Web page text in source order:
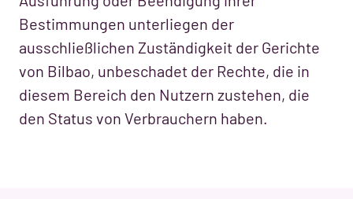
Bestimmungen unterliegen der
ausschließlichen Zuständigkeit der Gerichte
von Bilbao, unbeschadet der Rechte, die in
diesem Bereich den Nutzern zustehen, die
den Status von Verbrauchern haben.